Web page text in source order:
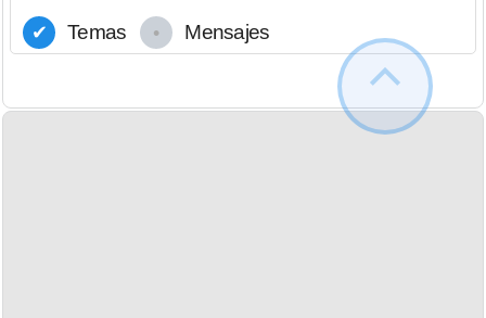
Temas
Mensajes